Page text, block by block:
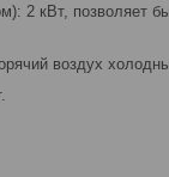
2 кВт, позволяет
воздух